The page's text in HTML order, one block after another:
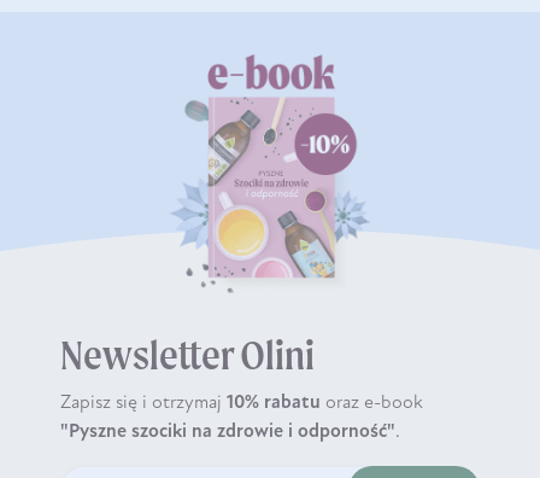
Newsletter Olini
Zapisz się i otrzymaj 10% rabatu oraz e-book
"Pyszne szociki na zdrowie i odporność".